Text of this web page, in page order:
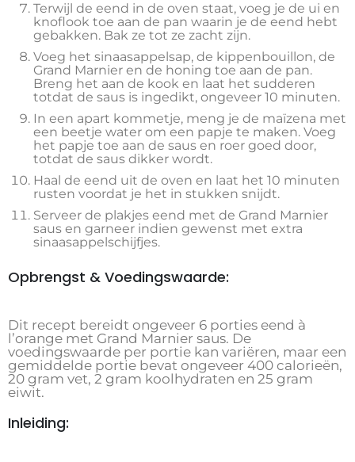
Terwijl de eend in de oven staat, voeg je de ui en
knoflook toe aan de pan waarin je de eend hebt
gebakken. Bak ze tot ze zacht zijn.
Voeg het sinaasappelsap, de kippenbouillon, de
Grand Marnier en de honing toe aan de pan.
Breng het aan de kook en laat het sudderen
totdat de saus is ingedikt, ongeveer 10 minuten.
In een apart kommetje, meng je de maïzena met
een beetje water om een ​​papje te maken. Voeg
het papje toe aan de saus en roer goed door,
totdat de saus dikker wordt.
Haal de eend uit de oven en laat het 10 minuten
rusten voordat je het in stukken snijdt.
Serveer de plakjes eend met de Grand Marnier
saus en garneer indien gewenst met extra
sinaasappelschijfjes.
Opbrengst & Voedingswaarde:
Dit recept bereidt ongeveer 6 porties eend à
l’orange met Grand Marnier saus. De
voedingswaarde per portie kan variëren, maar een
gemiddelde portie bevat ongeveer 400 calorieën,
20 gram vet, 2 gram koolhydraten en 25 gram
eiwit.
Inleiding: